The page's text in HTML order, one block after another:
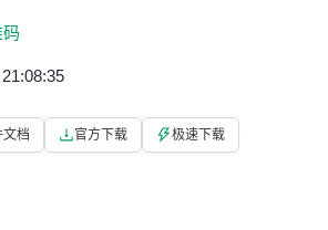
文档 官方下载 极速下载